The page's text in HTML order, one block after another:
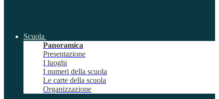
Scuola
Panoramica
Presentazione
I luoghi
I numeri della scuola
Le carte della scuola
Organizzazione